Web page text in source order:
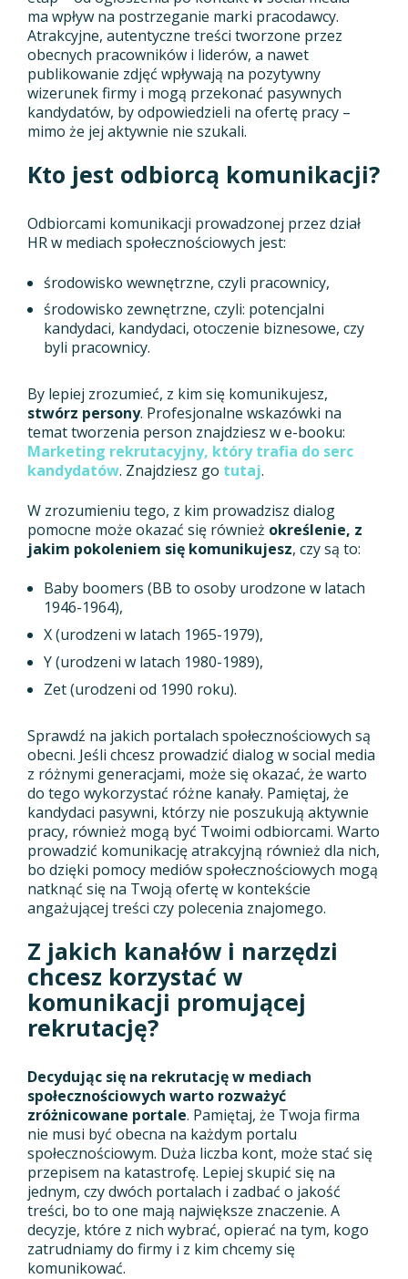
ma wpływ na postrzeganie marki pracodawcy.
Atrakcyjne, autentyczne treści tworzone przez
obecnych pracowników i liderów, a nawet
publikowanie zdjęć wpływają na pozytywny
wizerunek firmy i mogą przekonać pasywnych
kandydatów, by odpowiedzieli na ofertę pracy –
mimo że jej aktywnie nie szukali.
Kto jest odbiorcą komunikacji?
Odbiorcami komunikacji prowadzonej przez dział
HR w mediach społecznościowych jest:
środowisko wewnętrzne, czyli pracownicy,
środowisko zewnętrzne, czyli: potencjalni
kandydaci, kandydaci, otoczenie biznesowe, czy
byli pracownicy.
By lepiej zrozumieć, z kim się komunikujesz,
stwórz persony. Profesjonalne wskazówki na
temat tworzenia person znajdziesz w e-booku:
Marketing rekrutacyjny, który trafia do serc
kandydatów. Znajdziesz go tutaj.
W zrozumieniu tego, z kim prowadzisz dialog
pomocne może okazać się również określenie, z
jakim pokoleniem się komunikujesz, czy są to:
Baby boomers (BB to osoby urodzone w latach
1946-1964),
X (urodzeni w latach 1965-1979),
Y (urodzeni w latach 1980-1989),
Zet (urodzeni od 1990 roku).
Sprawdź na jakich portalach społecznościowych są
obecni. Jeśli chcesz prowadzić dialog w social media
z różnymi generacjami, może się okazać, że warto
do tego wykorzystać różne kanały. Pamiętaj, że
kandydaci pasywni, którzy nie poszukują aktywnie
pracy, również mogą być Twoimi odbiorcami. Warto
prowadzić komunikację atrakcyjną również dla nich,
bo dzięki pomocy mediów społecznościowych mogą
natknąć się na Twoją ofertę w kontekście
angażującej treści czy polecenia znajomego.
Z jakich kanałów i narzędzi
chcesz korzystać w
komunikacji promującej
rekrutację?
Decydując się na rekrutację w mediach
społecznościowych warto rozważyć
zróżnicowane portale. Pamiętaj, że Twoja firma
nie musi być obecna na każdym portalu
społecznościowym. Duża liczba kont, może stać się
przepisem na katastrofę. Lepiej skupić się na
jednym, czy dwóch portalach i zadbać o jakość
treści, bo to one mają największe znaczenie. A
decyzje, które z nich wybrać, opierać na tym, kogo
zatrudniamy do firmy i z kim chcemy się
komunikować.